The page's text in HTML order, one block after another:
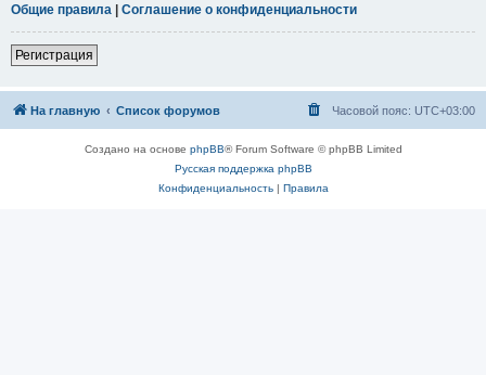
Общие правила | Соглашение о конфиденциальности
Регистрация
На главную Список форумов Часовой пояс: UTC+03:00
Создано на основе phpBB® Forum Software © phpBB Limited
Русская поддержка phpBB
Конфиденциальность| Правила